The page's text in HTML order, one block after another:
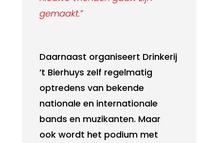
gemaakt.”
Daarnaast organiseert Drinkerij
’t Bierhuys zelf regelmatig
optredens van bekende
nationale en internationale
bands en muzikanten. Maar
ook wordt het podium met